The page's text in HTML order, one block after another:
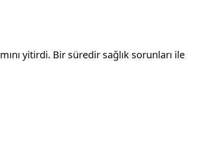
yitirdi. Bir süredir sağlık sorunları ile